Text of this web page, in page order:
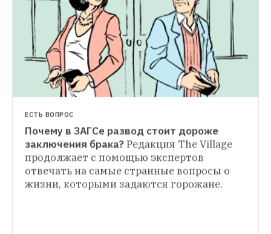
ГОРОД
Самые популярные ЗАГСы Москвы
Где чаще всего заключали браки
москвичи в 2015 году
ЕСТЬ ВОПРОС
Почему в ЗАГСе развод стоит дороже
заключения брака? Редакция The Village
продолжает с помощью экспертов
отвечать на самые странные вопросы о